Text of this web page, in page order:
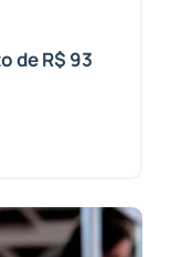
de R$ 93